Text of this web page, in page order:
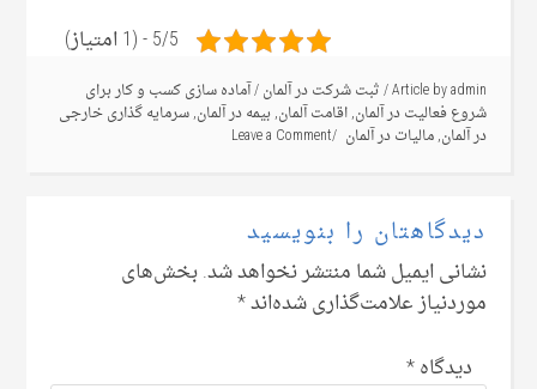
5/5 - (1 امتیاز)
Article byadmin
/ثبت شرکت در آلمان/آماده سازی کسب و کار برای
شروع فعالیت در آلمان,اقامت آلمان,بیمه در آلمان,سرمایه گذاری خارجی
در آلمان,مالیات در آلمان Leave a Comment
دیدگاهتان را بنویسید
نشانی ایمیل شما منتشر نخواهد شد.بخش‌های
موردنیاز علامت‌گذاری شده‌اند*
دیدگاه*